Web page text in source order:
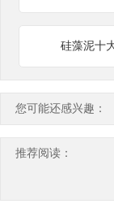
硅藻泥十
您可能还感兴趣：
推荐阅读：